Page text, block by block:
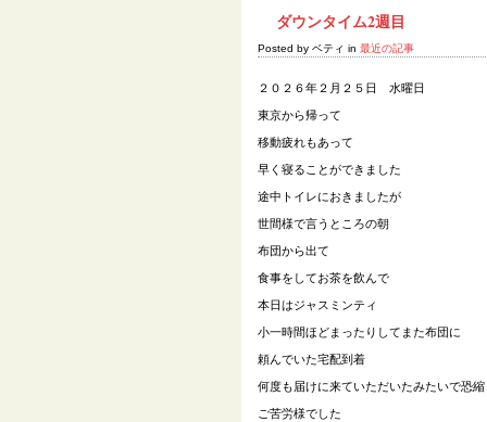
ダウンタイム2週目
Posted by ベティ in 最近の記事
２０２６年２月２５日 水曜日
東京から帰って
移動疲れもあって
早く寝ることができました
途中トイレにおきましたが
世間様で言うところの朝
布団から出て
食事をしてお茶を飲んで
本日はジャスミンティ
小一時間ほどまったりしてまた布団に
頼んでいた宅配到着
何度も届けに来ていただいたみたいで恐縮
ご苦労様でした